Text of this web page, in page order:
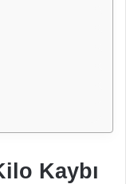
Kaybı